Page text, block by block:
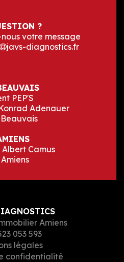
?
votre message
javs-diagnostics.fr
PEP'S
Adenauer
Albert Camus
Amiens
053 593
légales
confidentialité